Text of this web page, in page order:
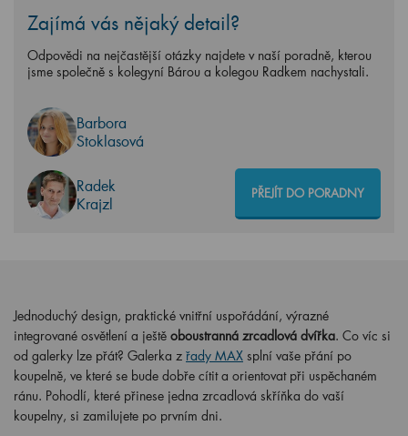
Zajímá vás nějaký detail?
Odpovědi na nejčastější otázky najdete v naší poradně, kterou
jsme společně s kolegyní Bárou a kolegou Radkem nachystali.
Barbora
Stoklasová
Radek
Krajzl
PŘEJÍT DO PORADNY
Jednoduchý design, praktické vnitřní uspořádání, výrazné
integrované osvětlení a ještě oboustranná zrcadlová dvířka. Co víc si
od galerky lze přát? Galerka z řady MAX splní vaše přání po
koupelně, ve které se bude dobře cítit a orientovat při uspěchaném
ránu. Pohodlí, které přinese jedna zrcadlová skříňka do vaší
koupelny, si zamilujete po prvním dni.